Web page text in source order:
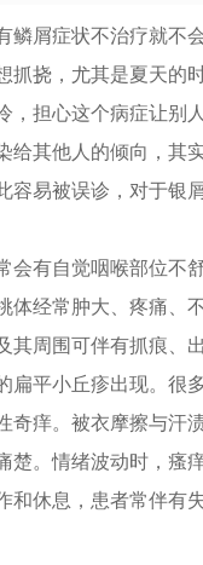
鳞屑症状不治疗就不
抓挠，尤其是夏天的
，担心这个病症让别
给其他人的倾向，其
容易被误诊，对于银
会有自觉咽喉部位不
体经常肿大、疼痛、
其周围可伴有抓痕、
扁平小丘疹出现。很
奇痒。被衣摩擦与汗
楚。情绪波动时，瘙
和休息，患者常伴有